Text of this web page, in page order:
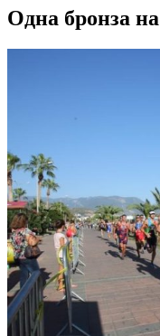
Одна бронза